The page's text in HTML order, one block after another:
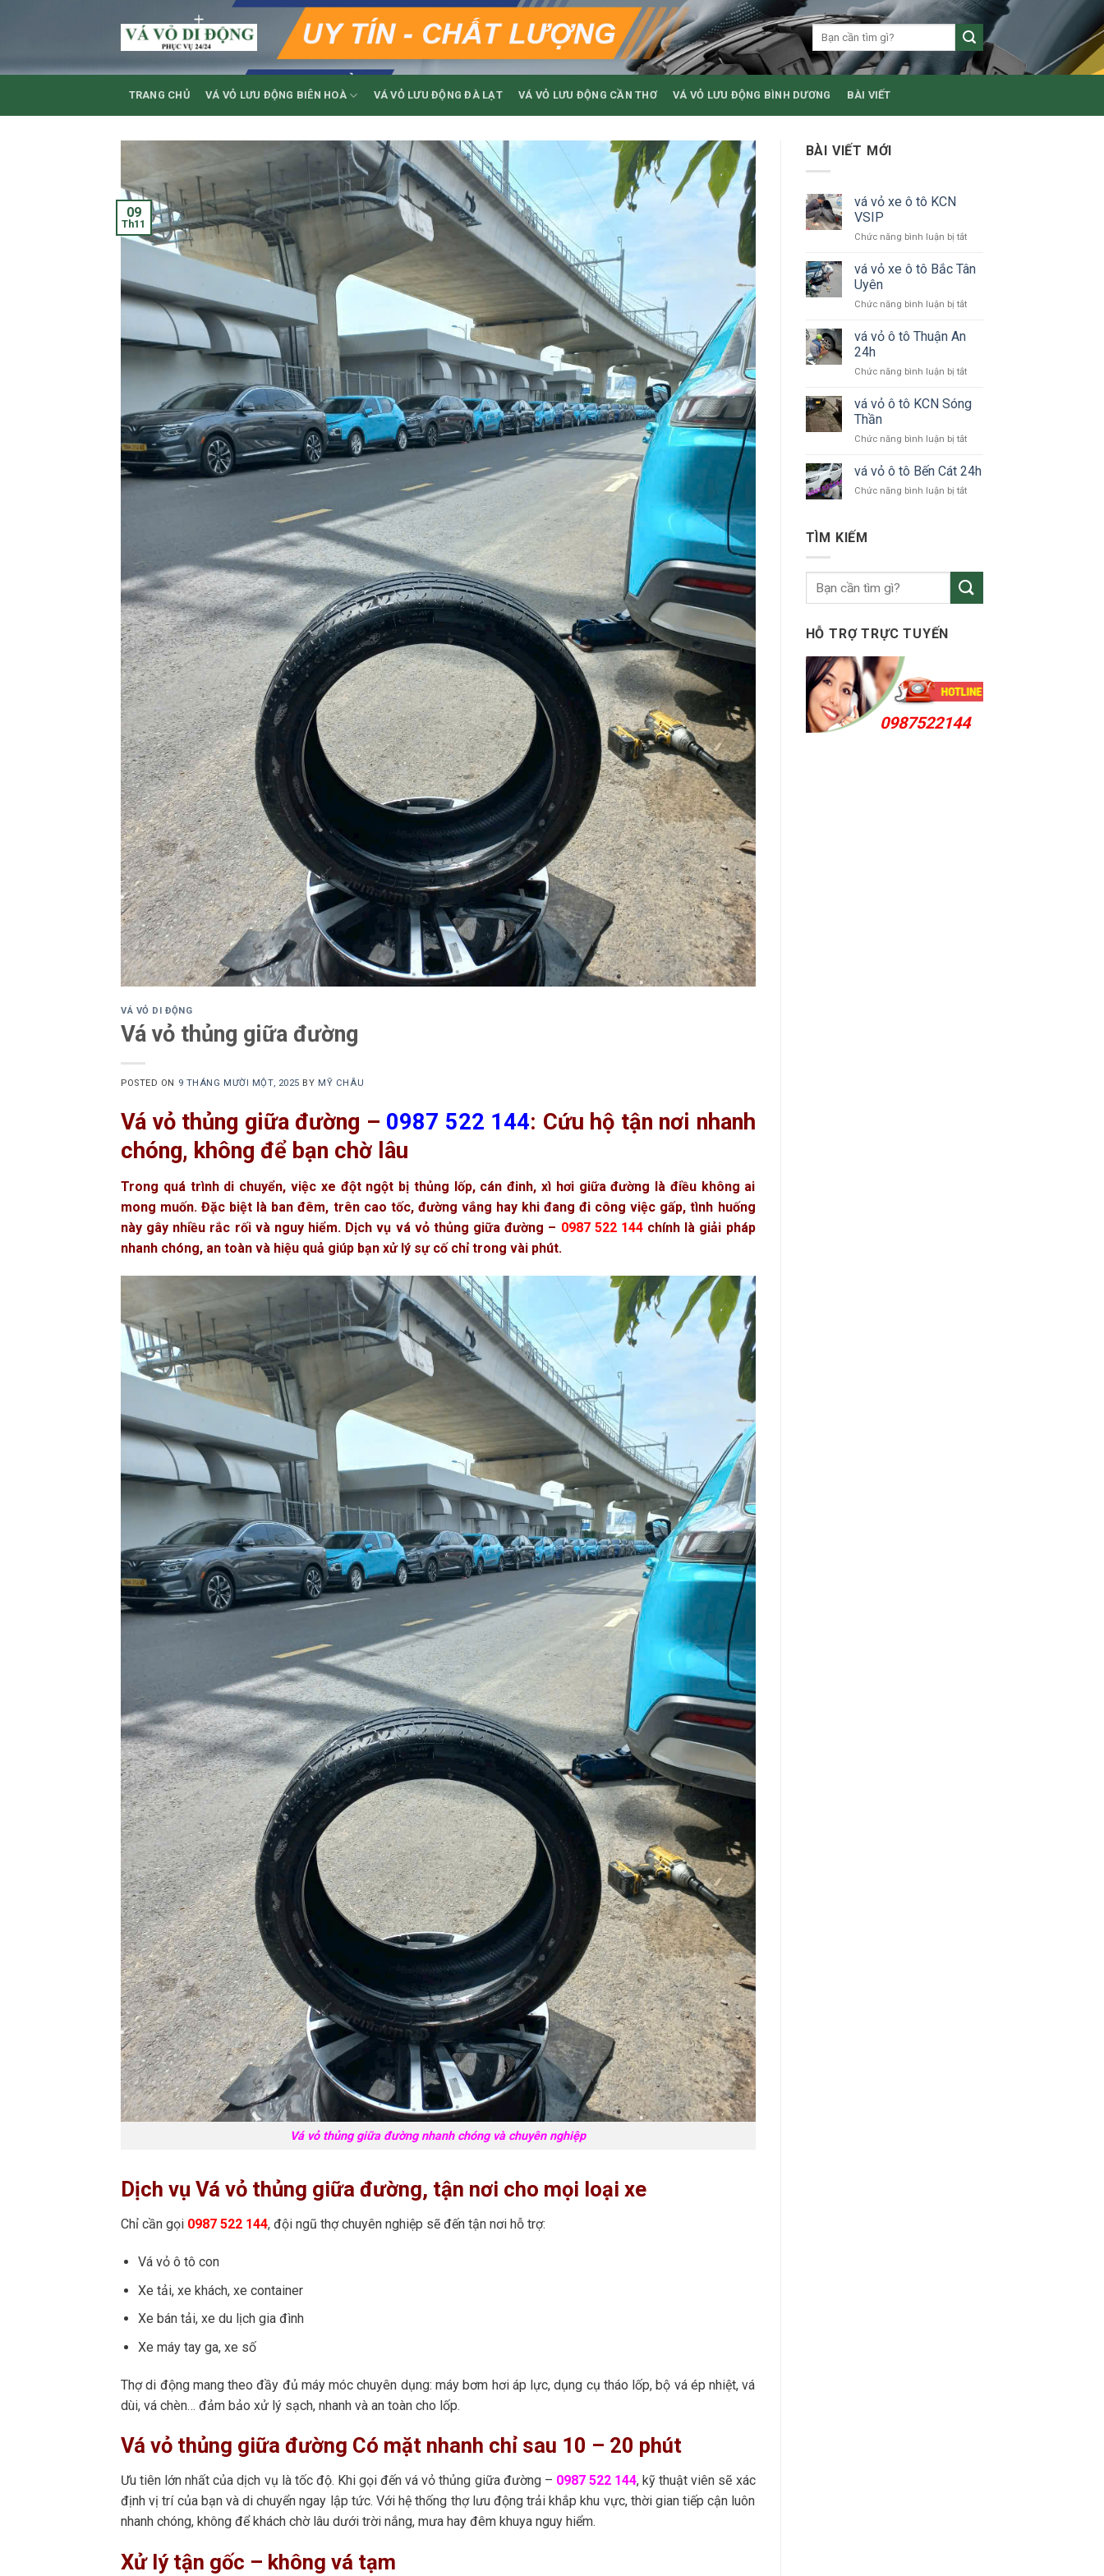
TRANG CHỦ VÁ VỎ LƯU ĐỘNG BIÊN HOÀ VÁ VỎ LƯU ĐỘNG ĐÀ LẠT VÁ VỎ LƯU ĐỘNG CẦN THƠ VÁ VỎ LƯU ĐỘNG BÌNH DƯƠNG BÀI VIẾT
09
Th11
VÁ VỎ DI ĐỘNG
Vá vỏ thủng giữa đường
POSTED ON 9 THÁNG MƯỜI MỘT, 2025 BY MỸ CHÂU
Vá vỏ thủng giữa đường – 0987 522 144: Cứu hộ tận nơi nhanh
chóng, không để bạn chờ lâu
Trong quá trình di chuyển, việc xe đột ngột bị thủng lốp, cán đinh, xì hơi giữa đường là điều không ai
mong muốn. Đặc biệt là ban đêm, trên cao tốc, đường vắng hay khi đang đi công việc gấp, tình huống
này gây nhiều rắc rối và nguy hiểm. Dịch vụ vá vỏ thủng giữa đường – 0987 522 144chính là giải pháp
nhanh chóng, an toàn và hiệu quả giúp bạn xử lý sự cố chỉ trong vài phút.
Vá vỏ thủng giữa đường nhanh chóng và chuyên nghiệp
Dịch vụ Vá vỏ thủng giữa đường, tận nơi cho mọi loại xe
Chỉ cần gọi 0987 522 144, đội ngũ thợ chuyên nghiệp sẽ đến tận nơi hỗ trợ:
Vá vỏ ô tô con
Xe tải, xe khách, xe container
Xe bán tải, xe du lịch gia đình
Xe máy tay ga, xe số
Thợ di động mang theo đầy đủ máy móc chuyên dụng: máy bơm hơi áp lực, dụng cụ tháo lốp, bộ vá ép nhiệt, vá
dùi, vá chèn… đảm bảo xử lý sạch, nhanh và an toàn cho lốp.
Vá vỏ thủng giữa đường Có mặt nhanh chỉ sau 10 – 20 phút
Ưu tiên lớn nhất của dịch vụ là tốc độ. Khi gọi đến vá vỏ thủng giữa đường – 0987 522 144, kỹ thuật viên sẽ xác
định vị trí của bạn và di chuyển ngay lập tức. Với hệ thống thợ lưu động trải khắp khu vực, thời gian tiếp cận luôn
nhanh chóng, không để khách chờ lâu dưới trời nắng, mưa hay đêm khuya nguy hiểm.
Xử lý tận gốc – không vá tạm
BÀI VIẾT MỚI
vá vỏ xe ô tô KCN
VSIP
Chức năng bình luận bị tắtở
vỏ
tô
vá vỏ xe ô tô Bắc Tân
Uyên
Chức năng bình luận bị tắtở
tô
Tân
vá vỏ ô tô Thuận An
24h
Chức năng bình luận bị tắtở
ô
Thuận
24h
vá vỏ ô tô KCN Sóng
Thần
Chức năng bình luận bị tắtở
vỏ
tô
vá vỏ ô tô Bến Cát 24h
Chức năng bình luận bị tắtở
Cát
24h
TÌM KIẾM
HỖ TRỢ TRỰC TUYẾN
0987522144